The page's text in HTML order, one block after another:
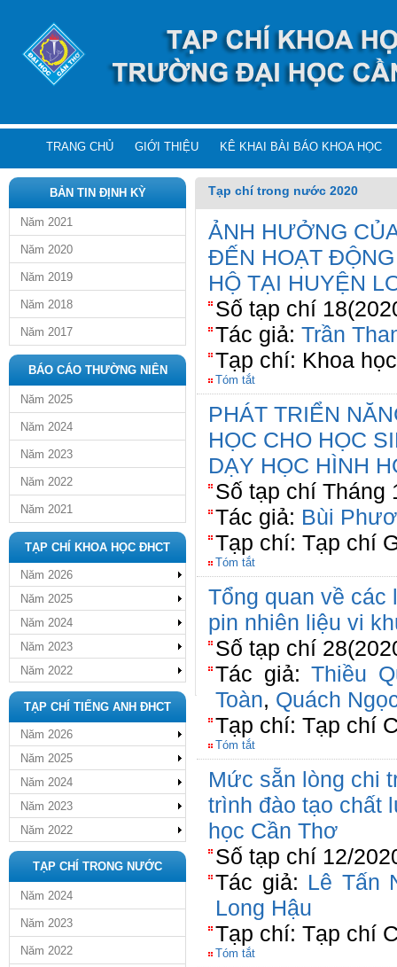
TRANG CHỦ GIỚI THIỆU KÊ KHAI BÀI BÁO KHOA HỌC
BẢN TIN ĐỊNH KỲ
Năm 2021
Năm 2020
Năm 2019
Năm 2018
Năm 2017
BÁO CÁO THƯỜNG NIÊN
Năm 2025
Năm 2024
Năm 2023
Năm 2022
Năm 2021
TẠP CHÍ KHOA HỌC ĐHCT
Năm 2026
Năm 2025
Năm 2024
Năm 2023
Năm 2022
TẠP CHÍ TIẾNG ANH ĐHCT
Năm 2026
Năm 2025
Năm 2024
Năm 2023
Năm 2022
TẠP CHÍ TRONG NƯỚC
Năm 2024
Năm 2023
Năm 2022
Tạp chí trong nước 2020
ẢNH HƯỞNG
ĐẾN HOẠT
HỘ TẠI HUYỆN
Số tạp chí
Tác giả: Trần
Tạp chí: Khoa
Tóm tắt
PHÁT TRIỂN
HỌC CHO HỌC
DẠY HỌC HÌNH
Số tạp chí Tháng
Tác giả: Bùi
Tạp chí: Tạp chí
Tóm tắt
Tổng quan về các
pin nhiên liệu vi
Số tạp chí
Tác giả:Thiều
Toàn, Quách
Tạp chí: Tạp chí
Tóm tắt
Mức sẵn lòng chi
trình đào tạo chất
học Cần Thơ
Số tạp chí 12/
Tác giả: Lê Tấn
Long Hậu
Tạp chí: Tạp chí
Tóm tắt